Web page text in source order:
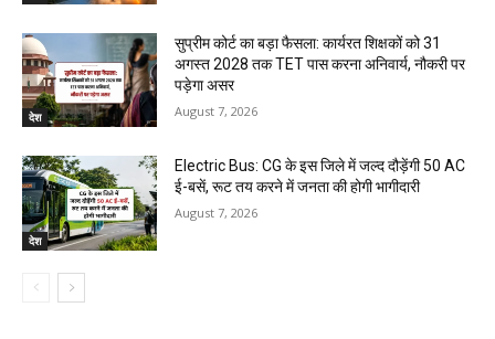
देश
सुप्रीम कोर्ट का बड़ा फैसला: कार्यरत शिक्षकों को 31
अगस्त 2028 तक TET पास करना अनिवार्य, नौकरी पर
पड़ेगा असर
August 7, 2026
देश
Electric Bus: CG के इस जिले में जल्द दौड़ेंगी 50 AC
ई-बसें, रूट तय करने में जनता की होगी भागीदारी
August 7, 2026